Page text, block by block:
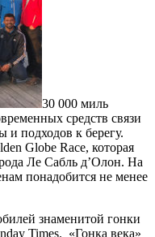
30 000 миль
средств связи
и подходов к берегу.
Globe Race, которая
Ле Сабль д’Олон. На
понадобится не менее
знаменитой гонки
Times. «Гонка века»